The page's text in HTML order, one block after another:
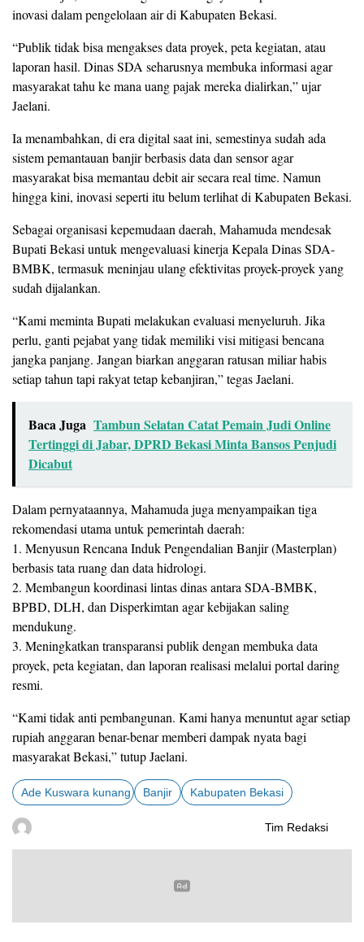
inovasi dalam pengelolaan air di Kabupaten Bekasi.
“Publik tidak bisa mengakses data proyek, peta kegiatan, atau
laporan hasil. Dinas SDA seharusnya membuka informasi agar
masyarakat tahu ke mana uang pajak mereka dialirkan,” ujar
Jaelani.
Ia menambahkan, di era digital saat ini, semestinya sudah ada
sistem pemantauan banjir berbasis data dan sensor agar
masyarakat bisa memantau debit air secara real time. Namun
hingga kini, inovasi seperti itu belum terlihat di Kabupaten Bekasi.
Sebagai organisasi kepemudaan daerah, Mahamuda mendesak
Bupati Bekasi untuk mengevaluasi kinerja Kepala Dinas SDA-
BMBK, termasuk meninjau ulang efektivitas proyek-proyek yang
sudah dijalankan.
“Kami meminta Bupati melakukan evaluasi menyeluruh. Jika
perlu, ganti pejabat yang tidak memiliki visi mitigasi bencana
jangka panjang. Jangan biarkan anggaran ratusan miliar habis
setiap tahun tapi rakyat tetap kebanjiran,” tegas Jaelani.
Baca Juga Tambun Selatan Catat Pemain Judi Online
Tertinggi di Jabar, DPRD Bekasi Minta Bansos Penjudi
Dicabut
Dalam pernyataannya, Mahamuda juga menyampaikan tiga
rekomendasi utama untuk pemerintah daerah:
1. Menyusun Rencana Induk Pengendalian Banjir (Masterplan)
berbasis tata ruang dan data hidrologi.
2. Membangun koordinasi lintas dinas antara SDA-BMBK,
BPBD, DLH, dan Disperkimtan agar kebijakan saling
mendukung.
3. Meningkatkan transparansi publik dengan membuka data
proyek, peta kegiatan, dan laporan realisasi melalui portal daring
resmi.
“Kami tidak anti pembangunan. Kami hanya menuntut agar setiap
rupiah anggaran benar-benar memberi dampak nyata bagi
masyarakat Bekasi,” tutup Jaelani.
Ade Kuswara kunang Banjir Kabupaten Bekasi
Tim Redaksi